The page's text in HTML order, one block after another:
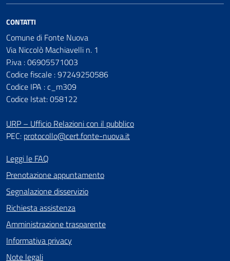
CONTATTI
Comune di Fonte Nuova
Via Niccolò Machiavelli n. 1
P.iva : 06905571003
Codice fiscale : 97249250586
Codice IPA : c_m309
Codice Istat: 058122
URP – Ufficio Relazioni con il pubblico
PEC: protocollo@cert.fonte-nuova.it
Leggi le FAQ
Prenotazione appuntamento
Segnalazione disservizio
Richiesta assistenza
Amministrazione trasparente
Informativa privacy
Note legali